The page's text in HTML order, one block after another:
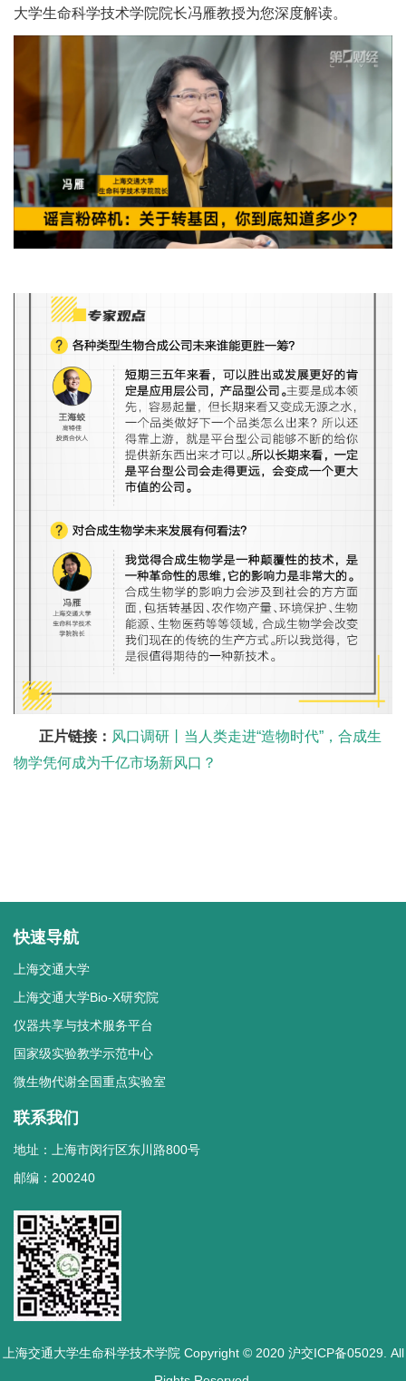
大学生命科学技术学院院长冯雁教授为您深度解读。
正片链接： 风口调研丨当人类走进“造物时代”，合成生
物学凭何成为千亿市场新风口？
快速导航
上海交通大学
上海交通大学Bio-X研究院
仪器共享与技术服务平台
国家级实验教学示范中心
微生物代谢全国重点实验室
联系我们
地址：上海市闵行区东川路800号
邮编：200240
上海交通大学生命科学技术学院 Copyright © 2020 沪交ICP备05029. All